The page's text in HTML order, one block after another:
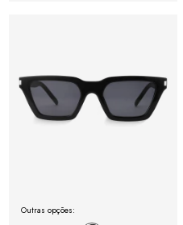
Outras opções: